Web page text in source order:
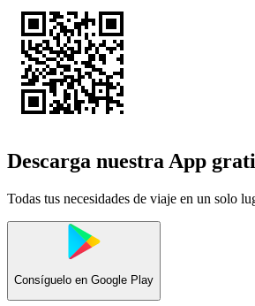
Descarga nuestra App
Todas tus necesidades de viaje en un solo
Consíguelo en Google Play